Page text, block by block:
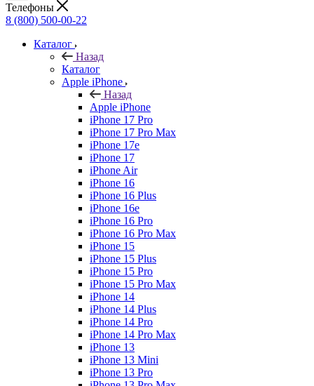
Телефоны
8 (800) 500-00-22
Каталог
Назад
Каталог
Apple iPhone
Назад
Apple iPhone
iPhone 17 Pro
iPhone 17 Pro Max
iPhone 17e
iPhone 17
iPhone Air
iPhone 16
iPhone 16 Plus
iPhone 16e
iPhone 16 Pro
iPhone 16 Pro Max
iPhone 15
iPhone 15 Plus
iPhone 15 Pro
iPhone 15 Pro Max
iPhone 14
iPhone 14 Plus
iPhone 14 Pro
iPhone 14 Pro Max
iPhone 13
iPhone 13 Mini
iPhone 13 Pro